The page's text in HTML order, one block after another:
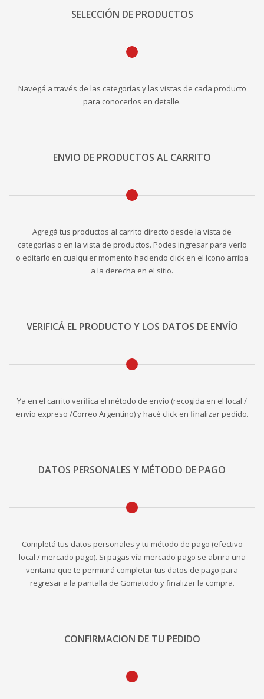
SELECCIÓN DE PRODUCTOS
Navegá a través de las categorías y las vistas de cada producto
para conocerlos en detalle.
ENVIO DE PRODUCTOS AL CARRITO
Agregá tus productos al carrito directo desde la vista de
categorías o en la vista de productos. Podes ingresar para verlo
o editarlo en cualquier momento haciendo click en el ícono arriba
a la derecha en el sitio.
VERIFICÁ EL PRODUCTO Y LOS DATOS DE ENVÍO
Ya en el carrito verifica el método de envío (recogida en el local /
envío expreso /Correo Argentino) y hacé click en finalizar pedido.
DATOS PERSONALES Y MÉTODO DE PAGO
Completá tus datos personales y tu método de pago (efectivo
local / mercado pago). Si pagas vía mercado pago se abrira una
ventana que te permitirá completar tus datos de pago para
regresar a la pantalla de Gomatodo y finalizar la compra.
CONFIRMACION DE TU PEDIDO